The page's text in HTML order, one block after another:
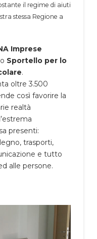
il regime di aiuti
stessa Regione a
Imprese
Sportello per lo
.
oltre 3.500
così favorire la
realtà
presenti:
trasporti,
e tutto
alle persone.